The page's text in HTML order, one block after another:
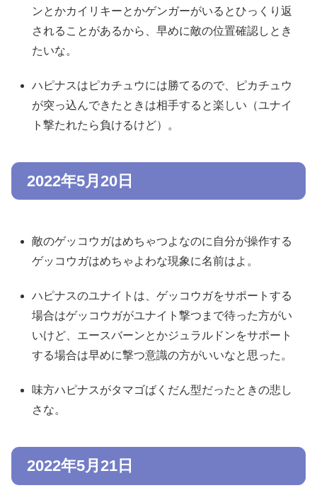
ンとかカイリキーとかゲンガーがいるとひっくり返
されることがあるから、早めに敵の位置確認しとき
たいな。
ハピナスはピカチュウには勝てるので、ピカチュウ
が突っ込んできたときは相手すると楽しい（ユナイ
ト撃たれたら負けるけど）。
2022年5月20日
敵のゲッコウガはめちゃつよなのに自分が操作する
ゲッコウガはめちゃよわな現象に名前はよ。
ハピナスのユナイトは、ゲッコウガをサポートする
場合はゲッコウガがユナイト撃つまで待った方がい
いけど、エースバーンとかジュラルドンをサポート
する場合は早めに撃つ意識の方がいいなと思った。
味方ハピナスがタマゴばくだん型だったときの悲し
さな。
2022年5月21日